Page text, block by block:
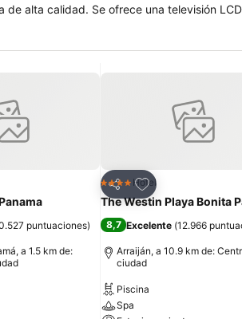
alta calidad. Se ofrece una televisión
tipo lluvia, artículos de higiene personal
y sillas de oficina, además de teléfono;
de café espresso y botella de agua
incluyen sauna.
favoritos
puntuaciones)
a 1.5 km de:
Compartir
Agregar a
4 EstrellasHotel
The Westin Playa Bonita
8,7 Excelente (12.966
Arraiján, a 10.9 km de:
ciudad
Piscina
Spa